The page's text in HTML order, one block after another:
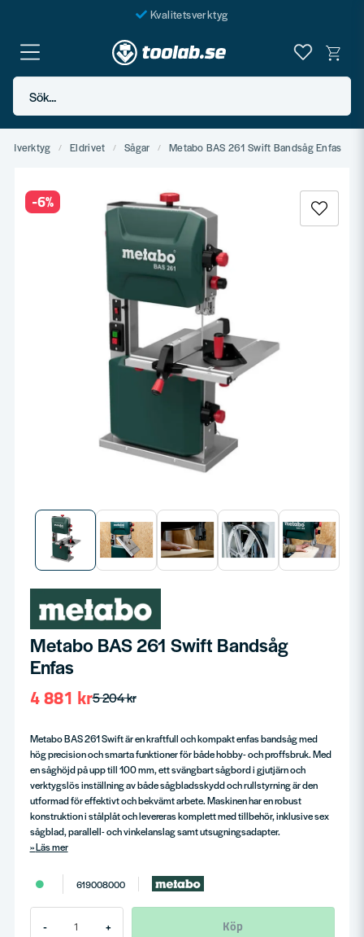
Kvalitetsverktyg
Fraktfritt över 999 SEK*
En järnhandel för alla
Sök...
Eldrivet Sågar Metabo BAS 261 Swift Bandsåg Enfas
-6%
Metabo BAS 261 Swift Bandsåg
Enfas
5 204 kr
4 881 kr
Metabo BAS 261 Swift är en kraftfull och kompakt enfas bandsåg med
hög precision och smarta funktioner för både hobby- och proffsbruk. Med
en såghöjd på upp till 100 mm, ett svängbart sågbord i gjutjärn och
verktygslös inställning av både sågbladsskydd och rullstyrning är den
utformad för effektivt och bekvämt arbete. Maskinen har en robust
konstruktion i stålplåt och levereras komplett med tillbehör, inklusive sex
sågblad, parallell- och vinkelanslag samt utsugningsadapter.
Läs mer
619008000
- + Köp